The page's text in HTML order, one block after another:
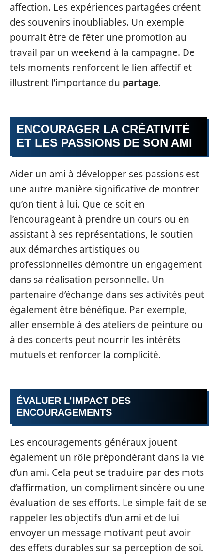
affection. Les expériences partagées créent
des souvenirs inoubliables. Un exemple
pourrait être de fêter une promotion au
travail par un weekend à la campagne. De
tels moments renforcent le lien affectif et
illustrent l’importance du partage.
ENCOURAGER LA CRÉATIVITÉ
ET LES PASSIONS DE SON AMI
Aider un ami à développer ses passions est
une autre manière significative de montrer
qu’on tient à lui. Que ce soit en
l’encourageant à prendre un cours ou en
assistant à ses représentations, le soutien
aux démarches artistiques ou
professionnelles démontre un engagement
dans sa réalisation personnelle. Un
partenaire d’échange dans ses activités peut
également être bénéfique. Par exemple,
aller ensemble à des ateliers de peinture ou
à des concerts peut nourrir les intérêts
mutuels et renforcer la complicité.
ÉVALUER L’IMPACT DES
ENCOURAGEMENTS
Les encouragements généraux jouent
également un rôle prépondérant dans la vie
d’un ami. Cela peut se traduire par des mots
d’affirmation, un compliment sincère ou une
évaluation de ses efforts. Le simple fait de se
rappeler les objectifs d’un ami et de lui
envoyer un message motivant peut avoir
des effets durables sur sa perception de soi.